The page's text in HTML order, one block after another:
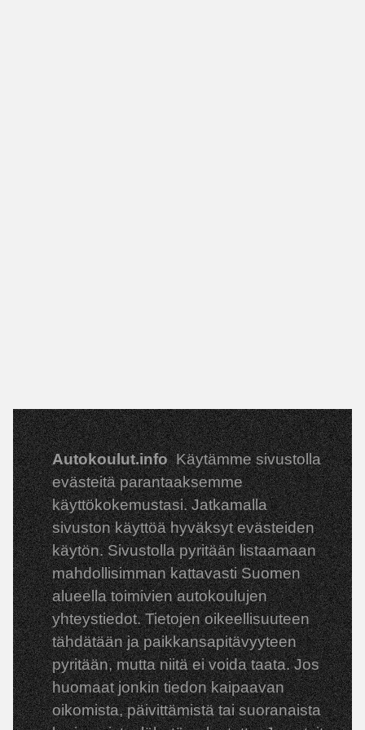
Autokoulut.info Käytämme sivustolla
evästeitä parantaaksemme
käyttökokemustasi. Jatkamalla
sivuston käyttöä hyväksyt evästeiden
käytön. Sivustolla pyritään listaamaan
mahdollisimman kattavasti Suomen
alueella toimivien autokoulujen
yhteystiedot. Tietojen oikeellisuuteen
tähdätään ja paikkansapitävyyteen
pyritään, mutta niitä ei voida taata. Jos
huomaat jonkin tiedon kaipaavan
oikomista, päivittämistä tai suoranaista